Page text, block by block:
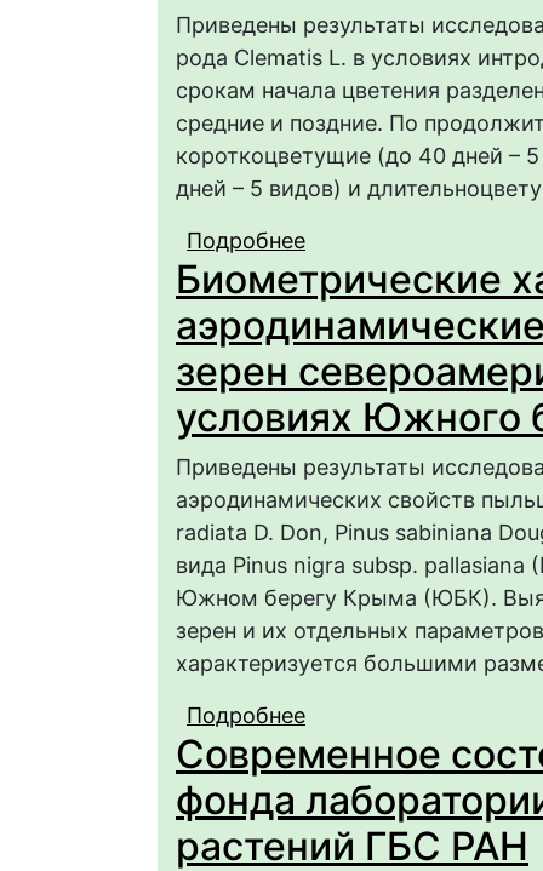
Приведены результаты
рода Clematis L. в условиях
срокам начала цветения
средние и поздние. По
короткоцветущие (до 40 дней –
дней – 5 видов) и
Подробнее
CLEMATIS L.
Биометрические
зерен
условиях Южного
Приведены результаты
аэродинамических свойств
radiata D. Don, Pinus sabiniana
вида Pinus nigra subsp.
Южном берегу Крыма (ЮБК).
зерен и их отдельных
характеризуется большими
Подробнее
пыльцевых зерен
берега Крыма
Современное
фонда
растений ГБС РАН